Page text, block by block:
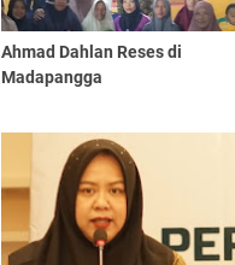
Ahmad Dahlan Reses di
Madapangga